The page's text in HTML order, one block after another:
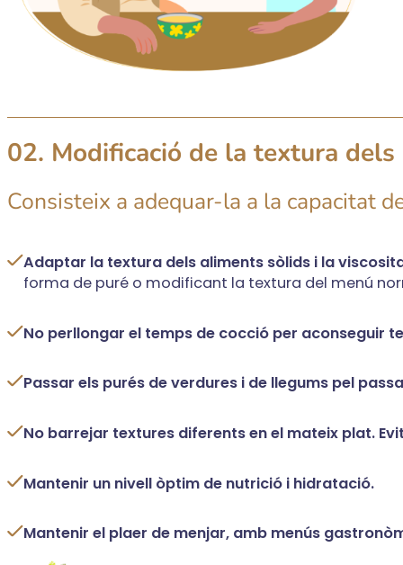
02. Modificació de la textura
Consisteix a adequar-la a la capacitat
Adaptar la textura dels aliments sòlids i la
forma de puré o modificant la textura del menú
No perllongar el temps de cocció per aconseguir
Passar els purés de verdures i de llegums pel
No barrejar textures diferents en el mateix plat.
Mantenir un nivell òptim de nutrició i hidratació.
Mantenir el plaer de menjar, amb menús